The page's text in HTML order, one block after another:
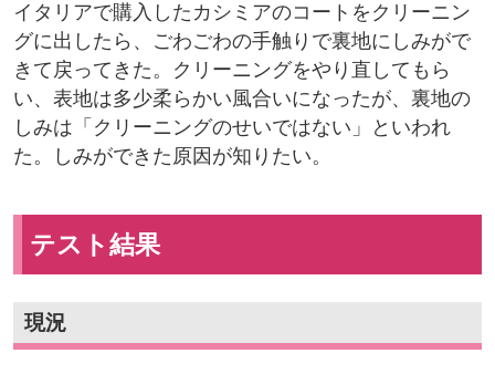
イタリアで購入したカシミアのコートをクリーニン
グに出したら、ごわごわの手触りで裏地にしみがで
きて戻ってきた。クリーニングをやり直してもら
い、表地は多少柔らかい風合いになったが、裏地の
しみは「クリーニングのせいではない」といわれ
た。しみができた原因が知りたい。
テスト結果
現況